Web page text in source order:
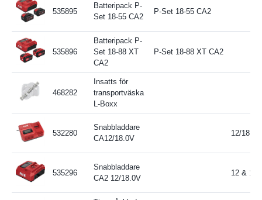
535895
Batteripack P-
Set 18-55 CA2
P-Set 18-55 CA2
535896
Batteripack P-
Set 18-88 XT
CA2
P-Set 18-88 XT CA2
468282
Insatts för
transportväska
L-Boxx
532280
Snabbladdare
CA12/18.0V
12/18 V
535296
Snabbladdare
CA2 12/18.0V
12 & 18